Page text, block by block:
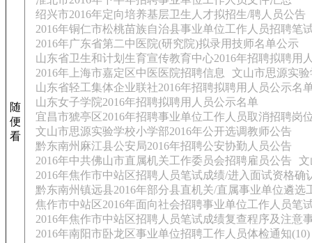
随
便
看
绍兴市2016年定向培养基层卫生人才拟招生/聘人员公告
2016年铜仁市松桃苗族自治县事业单位工作人员招聘笔
2016年广东省第二中医院(研究院)拟录用技师名单公示
山东省卫生和计划生育宣传教育中心2016年招聘拟聘用
2016年上海市嘉定区中医医院招聘信息
文山市思源实
山东省轻工集体企业联社2016年招聘拟聘用人员公示名
山东女子学院2016年招聘拟聘用人员公示名单
宜昌市猇亭区2016年招聘事业单位工作人员取消招聘岗
文山市思源实验学校小学部2016年公开选调教师公告
黔东南州麻江县公安局2016年招聘公安协勤人员公告
2016年中共佛山市直属机关工作委员会招聘雇员公告
文
2016年焦作市中站区招聘人员笔试成绩/进入面试资格确
黔东南州镇远县2016年部分县直机关/直属事业单位遴选
焦作市中站区2016年面向社会招聘事业单位工作人员笔
2016年焦作市中站区招聘人员笔试成绩复查程序及注意
2016年南阳市卧龙区事业单位招聘工作人员体检通知(10)